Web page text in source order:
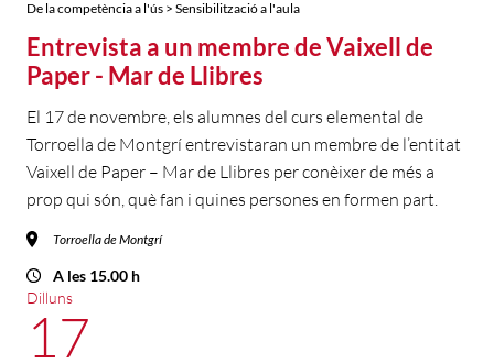
De la competència a l'ús > Sensibilització a l'aula
Entrevista a un membre de Vaixell de
Paper - Mar de Llibres
El 17 de novembre, els alumnes del curs elemental de
Torroella de Montgrí entrevistaran un membre de l’entitat
Vaixell de Paper – Mar de Llibres per conèixer de més a
prop qui són, què fan i quines persones en formen part.
Torroella de Montgrí
A les 15.00 h
Dilluns
17